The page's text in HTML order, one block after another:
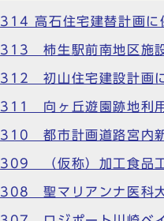
314 高石住宅建替計画に
313 柿生駅前南地区施設
312 初山住宅建設計画
311 向ヶ丘遊園跡地利
310 都市計画道路宮内新
309 （仮称）加工食品
308 聖マリアンナ医科大